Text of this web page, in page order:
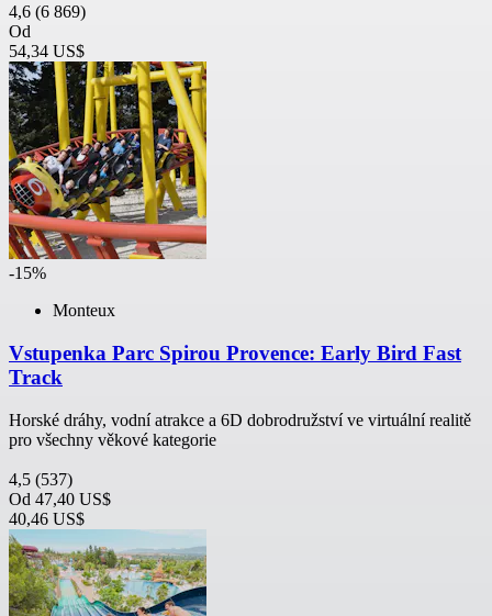
4,6 (6 869)
Od
54,34 US$
-15%
Monteux
Vstupenka Parc Spirou Provence: Early Bird Fast
Track
Horské dráhy, vodní atrakce a 6D dobrodružství ve virtuální realitě
pro všechny věkové kategorie
4,5 (537)
Od 47,40 US$
40,46 US$